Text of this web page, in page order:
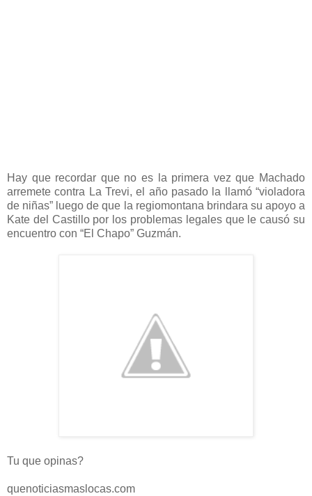
Hay que recordar que no es la primera vez que Machado
arremete contra La Trevi, el año pasado la llamó “violadora
de niñas” luego de que la regiomontana brindara su apoyo a
Kate del Castillo por los problemas legales que le causó su
encuentro con “El Chapo” Guzmán.
Tu que opinas?
quenoticiasmaslocas.com